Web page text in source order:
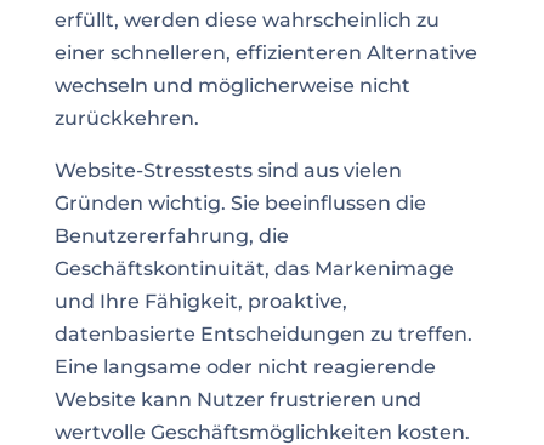
erfüllt, werden diese wahrscheinlich zu
einer schnelleren, effizienteren Alternative
wechseln und möglicherweise nicht
zurückkehren.
Website-Stresstests sind aus vielen
Gründen wichtig. Sie beeinflussen die
Benutzererfahrung, die
Geschäftskontinuität, das Markenimage
und Ihre Fähigkeit, proaktive,
datenbasierte Entscheidungen zu treffen.
Eine langsame oder nicht reagierende
Website kann Nutzer frustrieren und
wertvolle Geschäftsmöglichkeiten kosten.